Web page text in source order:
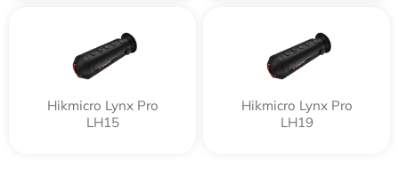
Hikmicro Lynx Pro
LH15
Hikmicro Lynx Pro
LH19